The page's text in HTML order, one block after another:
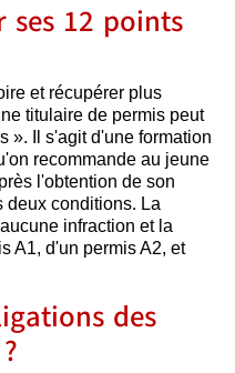
ses 12 points
et récupérer plus
titulaire de permis peut
». Il s'agit d'une formation
recommande au jeune
l'obtention de son
deux conditions. La
infraction et la
A1, d'un permis A2, et
des